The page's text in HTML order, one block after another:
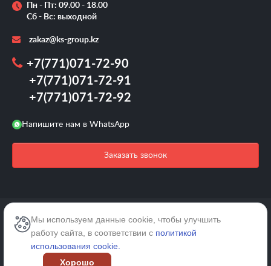
Мы используем данные cookie, чтобы улучшить
работу сайта, в соответствии с политикой
использования cookie.
Хорошо
Пн - Пт: 09.00 - 18.00
Сб - Вс: выходной
zakaz@ks-group.kz
+7(771)071-72-90
+7(771)071-72-91
+7(771)071-72-92
Напишите нам в WhatsApp
Заказать звонок
2026 © /Все права защищены.
Карта сайта